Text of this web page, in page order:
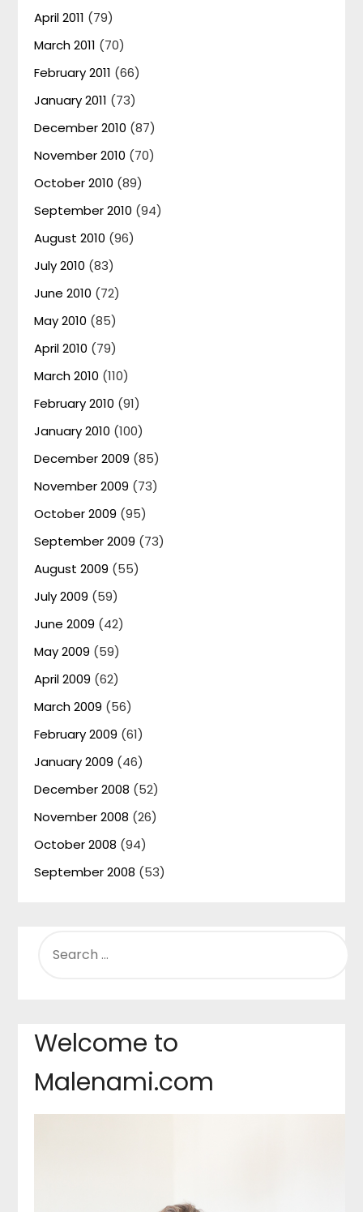
April 2011 (79)
March 2011 (70)
February 2011 (66)
January 2011 (73)
December 2010 (87)
November 2010 (70)
October 2010 (89)
September 2010 (94)
August 2010 (96)
July 2010 (83)
June 2010 (72)
May 2010 (85)
April 2010 (79)
March 2010 (110)
February 2010 (91)
January 2010 (100)
December 2009 (85)
November 2009 (73)
October 2009 (95)
September 2009 (73)
August 2009 (55)
July 2009 (59)
June 2009 (42)
May 2009 (59)
April 2009 (62)
March 2009 (56)
February 2009 (61)
January 2009 (46)
December 2008 (52)
November 2008 (26)
October 2008 (94)
September 2008 (53)
FOR:
Welcome to
Malenami.com